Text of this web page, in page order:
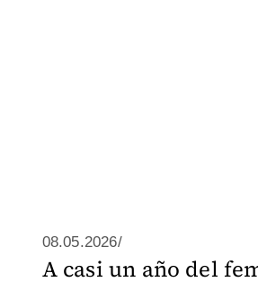
08.05.2026/
A casi un año del